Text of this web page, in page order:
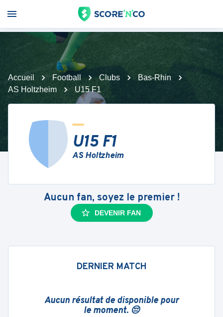
Accueil Football Clubs
Bas-Rhin
AS Holtzheim
U15 F1
U15 F1
AS Holtzheim
Aucun fan, soyez le premier !
DEVENIR FAN
DERNIER MATCH
Aucun résultat de disponible pour
le moment. 😔